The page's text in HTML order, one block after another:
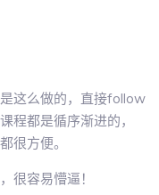
这么做的，直接follow
程都是循序渐进的，
很方便。
很容易懵逼！